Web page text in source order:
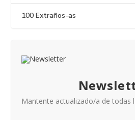
100 Extraños-as
Mantente actualizado/a de todas